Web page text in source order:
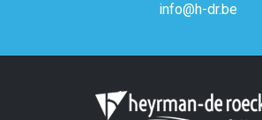
info@h-dr.be